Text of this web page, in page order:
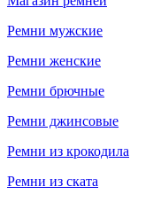
Ремни мужские
Ремни женские
Ремни брючные
Ремни джинсовые
Ремни из крокодила
Ремни из ската